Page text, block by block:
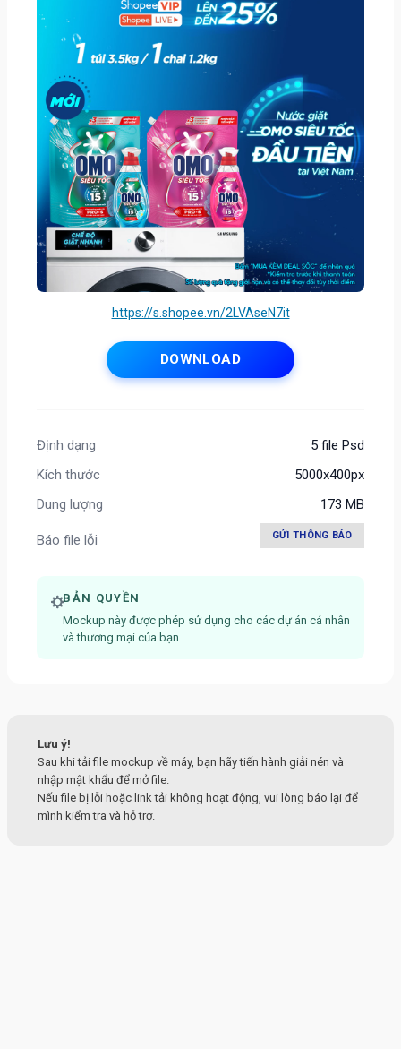
https://s.shopee.vn/2LVAseN7it
DOWNLOAD
Định dạng
5 file Psd
Kích thước
5000x400px
Dung lượng
173 MB
Báo file lỗi GỬI THÔNG BÁO
BẢN QUYỀN
Mockup này được phép sử dụng cho các dự án cá nhân
và thương mại của bạn.
Lưu ý!
Sau khi tải file mockup về máy, bạn hãy tiến hành giải nén và
nhập mật khẩu để mở file.
Nếu file bị lỗi hoặc link tải không hoạt động, vui lòng báo lại để
mình kiểm tra và hỗ trợ.